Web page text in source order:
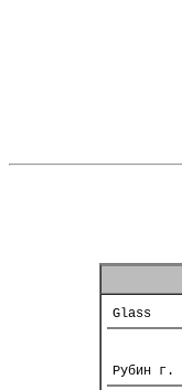
Glass
Рубин г.